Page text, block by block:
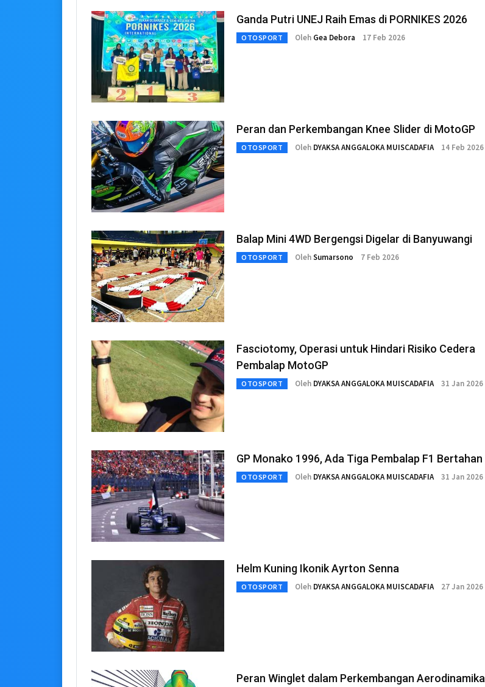
Ganda Putri UNEJ Raih Emas di PORNIKES 2026
OTOSPORT Oleh Gea Debora 17 Feb 2026
Peran dan Perkembangan Knee Slider di MotoGP
OTOSPORT Oleh DYAKSA ANGGALOKA MUISCADAFIA 14 Feb 2026
Balap Mini 4WD Bergengsi Digelar di Banyuwangi
OTOSPORT OlehSumarsono 7 Feb 2026
Fasciotomy, Operasi untuk Hindari Risiko Cedera
Pembalap MotoGP
OTOSPORT Oleh DYAKSA ANGGALOKA MUISCADAFIA 31 Jan 2026
GP Monako 1996, Ada Tiga Pembalap F1 Bertahan
OTOSPORT Oleh DYAKSA ANGGALOKA MUISCADAFIA 31 Jan 2026
Helm Kuning Ikonik Ayrton Senna
OTOSPORT Oleh DYAKSA ANGGALOKA MUISCADAFIA 27 Jan 2026
Peran Winglet dalam Perkembangan Aerodinamika